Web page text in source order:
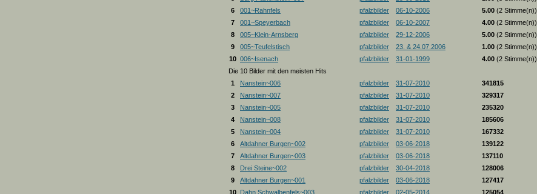
6
001~Rahnfels pfalzbilder 06-10-2006 5.00 (2 Stimme(n))
7
001~Speyerbach pfalzbilder 06-10-2007 4.00 (2 Stimme(n))
8
005~Klein-Arnsberg pfalzbilder 29-12-2006 5.00 (2 Stimme(n))
9
005~Teufelstisch pfalzbilder 23. & 24.07.2006 1.00 (2 Stimme(n))
10 006~Isenach pfalzbilder 31-01-1999 4.00 (2 Stimme(n))
Die 10 Bilder mit den meisten Hits
1
Nanstein~006 pfalzbilder 31-07-2010
341815
2
Nanstein~007 pfalzbilder 31-07-2010
329317
3
Nanstein~005 pfalzbilder 31-07-2010
235320
4
Nanstein~008 pfalzbilder 31-07-2010
185606
5
Nanstein~004 pfalzbilder 31-07-2010
167332
6
Altdahner Burgen~002 pfalzbilder 03-06-2018
139122
7
Altdahner Burgen~003 pfalzbilder 03-06-2018
137110
8
Drei Steine~002 pfalzbilder 30-04-2018
128006
9
Altdahner Burgen~001 pfalzbilder 03-06-2018
127417
10
Dahn Schwalbenfels~003 pfalzbilder 02-05-2014 125054